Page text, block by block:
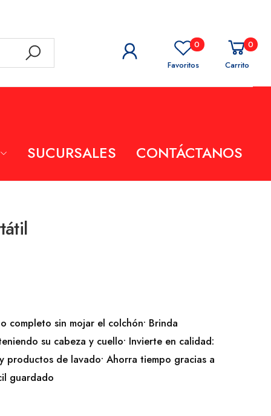
0
Favoritos
0
Carrito
SUCURSALES CONTÁCTANOS
completo sin mojar el colchón• Brinda
su cabeza y cuello• Invierte en calidad:
productos de lavado• Ahorra tiempo gracias a
guardado